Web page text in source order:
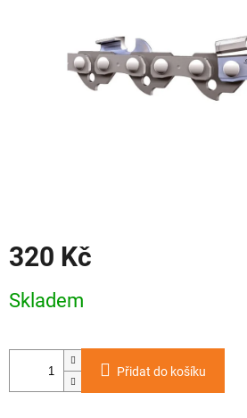
320 Kč
cena:
Skladem
Přidat do košíku